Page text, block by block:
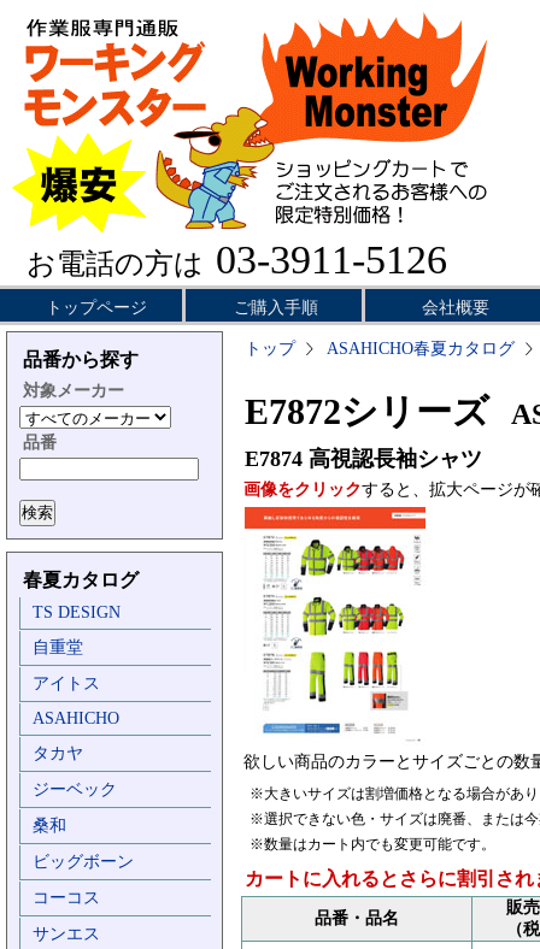
お電話の方は 03-3911-5126
トップページ ご購入手順 会社概要
品番から探す
対象メーカー
品番
春夏カタログ
TS DESIGN
自重堂
アイトス
ASAHICHO
タカヤ
ジーベック
桑和
ビッグボーン
コーコス
サンエス
トップ ASAHICHO春夏カタログ
E7872シリーズ
E7874 高視認長袖シャツ
画像をクリックすると、拡大ページが
欲しい商品のカラーとサイズごとの数
※大きいサイズは割増価格となる場合があ
※選択できない色・サイズは廃番、または
※数量はカート内でも変更可能です。
カートに入れるとさらに割引され
品番・品名
販
（